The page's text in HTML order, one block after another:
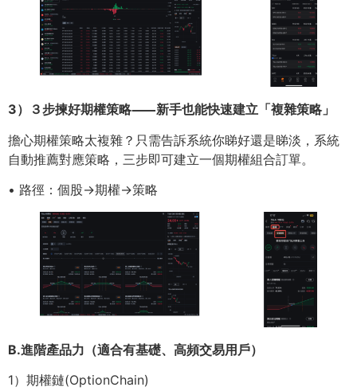
3）３步揀好期權策略⸺新⼿也能快速建⽴「複雜策略」
擔⼼期權策略太複雜？只需告訴系統你睇好還是睇淡，系統
⾃動推薦對應策略，三步即可建⽴⼀個期權組合訂單。
• 路徑：個股→期權→策略
B.進階產品⼒（適合有基礎、⾼頻交易⽤戶）
1）期權鏈(OptionChain)